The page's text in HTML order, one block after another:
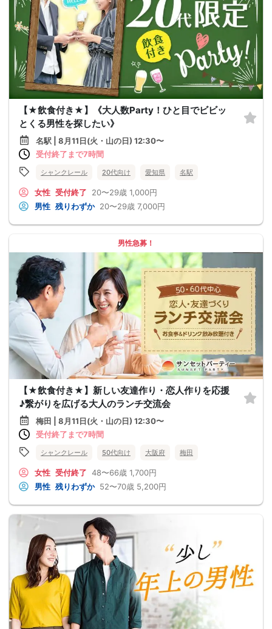
【★飲食付き★】《大人数Party！ひと目でビビッ
とくる男性を探したい》
名駅 | 8月11日(火・山の日) 12:30〜
受付終了まで7時間
シャンクレール 20代向け 愛知県 名駅
女性 受付終了 20〜29歳 1,000円
男性 残りわずか 20〜29歳 7,000円
男性急募！
【★飲食付き★】新しい友達作り・恋人作りを応援
♪繋がりを広げる大人のランチ交流会
梅田 | 8月11日(火・山の日) 12:30〜
受付終了まで7時間
シャンクレール 50代向け 大阪府 梅田
女性 受付終了 48〜66歳 1,700円
男性 残りわずか 52〜70歳 5,200円